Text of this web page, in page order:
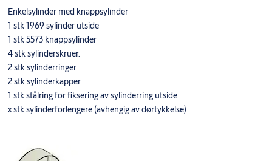
Enkelsylinder med knappsylinder
1 stk 1969 sylinder utside
1 stk 5573 knappsylinder
4 stk sylinderskruer.
2 stk sylinderringer
2 stk sylinderkapper
1 stk stålring for fiksering av sylinderring utside.
x stk sylinderforlengere (avhengig av dørtykkelse)